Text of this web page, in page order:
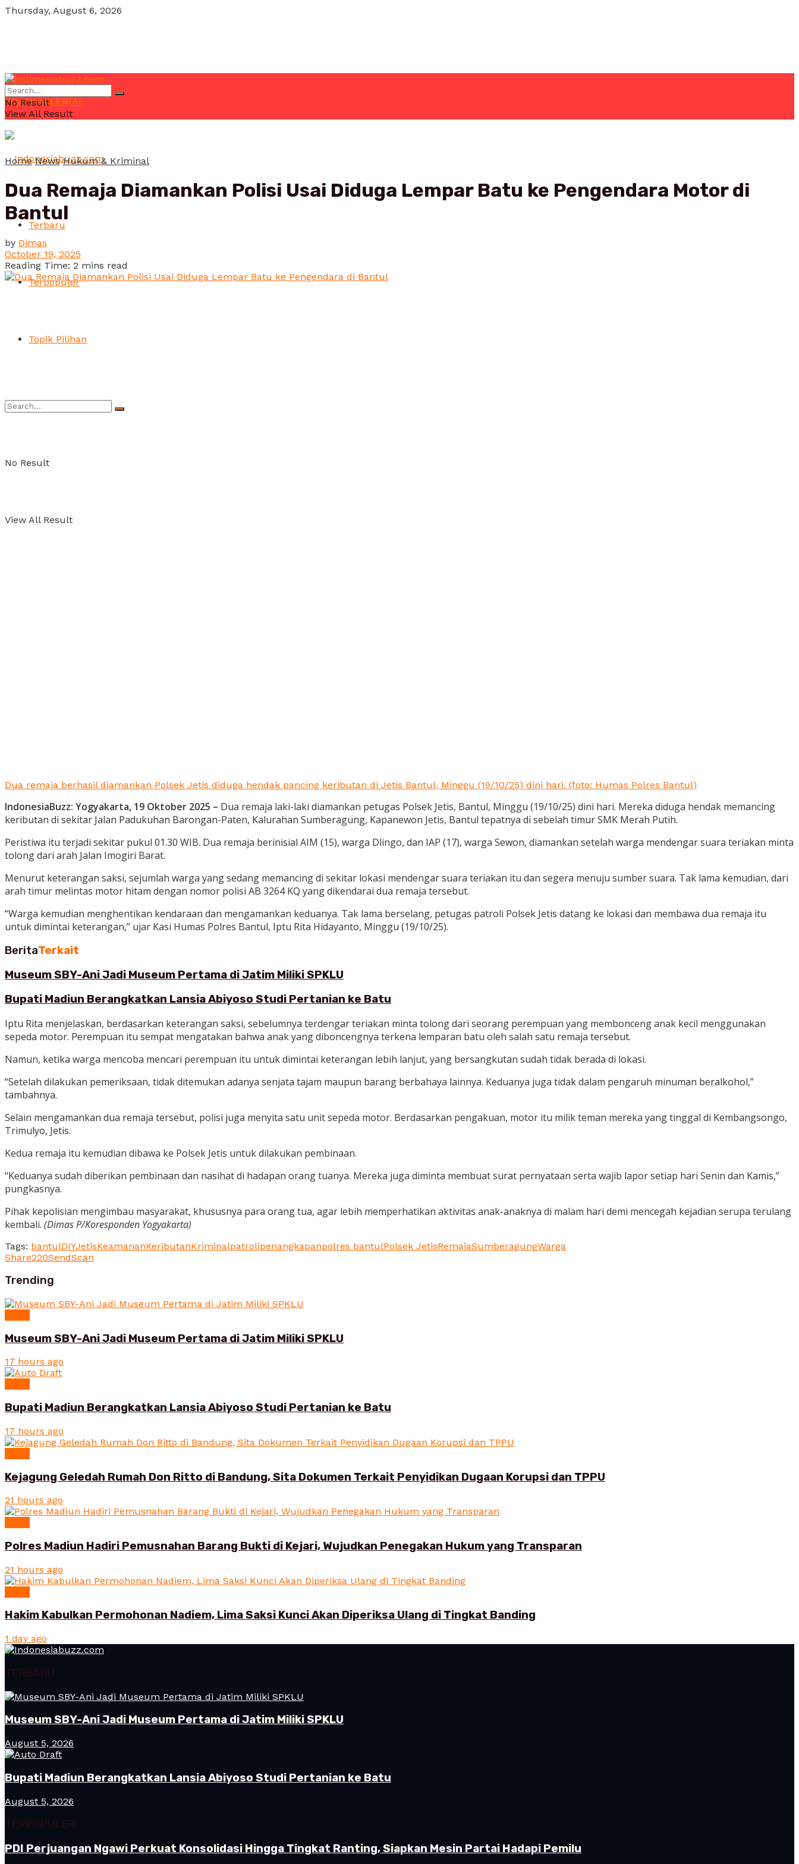
Thursday, August 6, 2026
POJOK MILENIAL
Terbaru
Terpopuler
Topik Pilihan
No Result
View All Result
No Result
View All Result
Home News Hukum & Kriminal
Dua Remaja Diamankan Polisi Usai Diduga Lempar Batu ke Pengendara Motor di
Bantul
by Dimas
October 19, 2025
Reading Time: 2 mins read
Dua remaja berhasil diamankan Polsek Jetis diduga hendak pancing keributan di Jetis Bantul, Minggu (19/10/25) dini hari. (foto: Humas Polres Bantul)
IndonesiaBuzz: Yogyakarta, 19 Oktober 2025 – Dua remaja laki-laki diamankan petugas Polsek Jetis, Bantul, Minggu (19/10/25) dini hari. Mereka diduga hendak memancing
keributan di sekitar Jalan Padukuhan Barongan-Paten, Kalurahan Sumberagung, Kapanewon Jetis, Bantul tepatnya di sebelah timur SMK Merah Putih.
Peristiwa itu terjadi sekitar pukul 01.30 WIB. Dua remaja berinisial AIM (15), warga Dlingo, dan IAP (17), warga Sewon, diamankan setelah warga mendengar suara teriakan minta
tolong dari arah Jalan Imogiri Barat.
Menurut keterangan saksi, sejumlah warga yang sedang memancing di sekitar lokasi mendengar suara teriakan itu dan segera menuju sumber suara. Tak lama kemudian, dari
arah timur melintas motor hitam dengan nomor polisi AB 3264 KQ yang dikendarai dua remaja tersebut.
“Warga kemudian menghentikan kendaraan dan mengamankan keduanya. Tak lama berselang, petugas patroli Polsek Jetis datang ke lokasi dan membawa dua remaja itu
untuk dimintai keterangan,” ujar Kasi Humas Polres Bantul, Iptu Rita Hidayanto, Minggu (19/10/25).
BeritaTerkait
Museum SBY-Ani Jadi Museum Pertama di Jatim Miliki SPKLU
Bupati Madiun Berangkatkan Lansia Abiyoso Studi Pertanian ke Batu
Iptu Rita menjelaskan, berdasarkan keterangan saksi, sebelumnya terdengar teriakan minta tolong dari seorang perempuan yang membonceng anak kecil menggunakan
sepeda motor. Perempuan itu sempat mengatakan bahwa anak yang diboncengnya terkena lemparan batu oleh salah satu remaja tersebut.
Namun, ketika warga mencoba mencari perempuan itu untuk dimintai keterangan lebih lanjut, yang bersangkutan sudah tidak berada di lokasi.
“Setelah dilakukan pemeriksaan, tidak ditemukan adanya senjata tajam maupun barang berbahaya lainnya. Keduanya juga tidak dalam pengaruh minuman beralkohol,”
tambahnya.
Selain mengamankan dua remaja tersebut, polisi juga menyita satu unit sepeda motor. Berdasarkan pengakuan, motor itu milik teman mereka yang tinggal di Kembangsongo,
Trimulyo, Jetis.
Kedua remaja itu kemudian dibawa ke Polsek Jetis untuk dilakukan pembinaan.
“Keduanya sudah diberikan pembinaan dan nasihat di hadapan orang tuanya. Mereka juga diminta membuat surat pernyataan serta wajib lapor setiap hari Senin dan Kamis,”
pungkasnya.
Pihak kepolisian mengimbau masyarakat, khususnya para orang tua, agar lebih memperhatikan aktivitas anak-anaknya di malam hari demi mencegah kejadian serupa terulang
kembali. (Dimas P/Koresponden Yogyakarta)
Tags: bantulDIYJetisKeamananKeributanKriminalpatrolipenangkapanpolres bantulPolsek JetisRemajaSumberagungWarga
Share220SendScan
Trending
Museum SBY-Ani Jadi Museum Pertama di Jatim Miliki SPKLU
17 hours ago
Bupati Madiun Berangkatkan Lansia Abiyoso Studi Pertanian ke Batu
17 hours ago
Kejagung Geledah Rumah Don Ritto di Bandung, Sita Dokumen Terkait Penyidikan Dugaan Korupsi dan TPPU
21 hours ago
Polres Madiun Hadiri Pemusnahan Barang Bukti di Kejari, Wujudkan Penegakan Hukum yang Transparan
21 hours ago
Hakim Kabulkan Permohonan Nadiem, Lima Saksi Kunci Akan Diperiksa Ulang di Tingkat Banding
1 day ago
TERBARU
Museum SBY-Ani Jadi Museum Pertama di Jatim Miliki SPKLU
August 5, 2026
Bupati Madiun Berangkatkan Lansia Abiyoso Studi Pertanian ke Batu
August 5, 2026
TERPOPULER
PDI Perjuangan Ngawi Perkuat Konsolidasi Hingga Tingkat Ranting, Siapkan Mesin Partai Hadapi Pemilu